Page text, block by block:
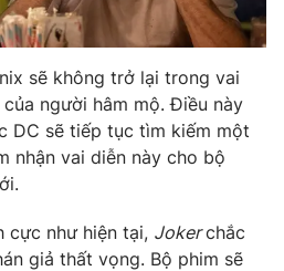
Podcast
Infographic
Shorts video
sẽ không trở lại trong vai
người hâm mộ. Điều này
DC sẽ tiếp tục tìm kiếm một
nhận vai diễn này cho bộ
cực như hiện tại, Jokerchắc
giả thất vọng. Bộ phim sẽ